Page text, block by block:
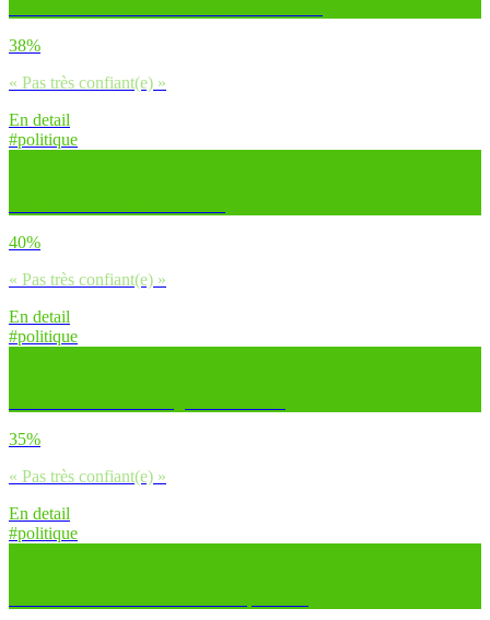
38%
« Pas très confiant(e) »
En detail
#politique
40%
« Pas très confiant(e) »
En detail
#politique
35%
« Pas très confiant(e) »
En detail
#politique